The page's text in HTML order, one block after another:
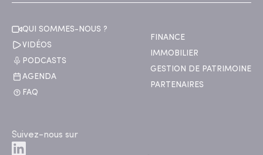
QUI SOMMES-NOUS ?
VIDÉOS
PODCASTS
AGENDA
FAQ
FINANCE
IMMOBILIER
GESTION DE PATRIMOINE
PARTENAIRES
Suivez-nous sur